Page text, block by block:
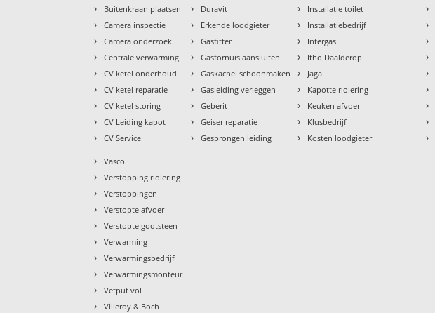
› Buitenkraan plaatsen
› Camera inspectie
› Camera onderzoek
› Centrale verwarming
› CV ketel onderhoud
› CV ketel reparatie
› CV ketel storing
› CV Leiding kapot
› CV Service
› Duravit
› Erkende loodgieter
› Gasfitter
› Gasfornuis aansluiten
› Gaskachel schoonmaken
› Gasleiding verleggen
› Geberit
› Geiser reparatie
› Gesprongen leiding
› Installatie toilet
› Installatiebedrijf
› Intergas
› Itho Daalderop
› Jaga
› Kapotte riolering
› Keuken afvoer
› Klusbedrijf
› Kosten loodgieter
›
›
›
›
›
›
›
›
›
› Vasco
› Verstopping riolering
› Verstoppingen
› Verstopte afvoer
› Verstopte gootsteen
› Verwarming
› Verwarmingsbedrijf
› Verwarmingsmonteur
› Vetput vol
› Villeroy & Boch